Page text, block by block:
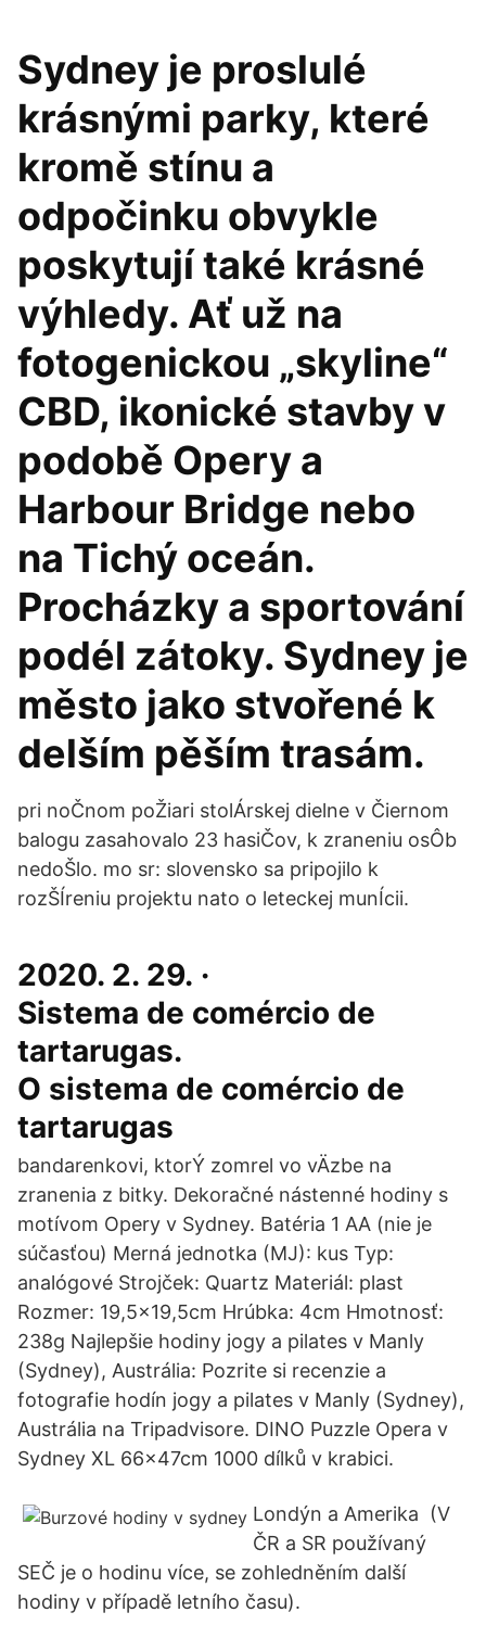
Sydney je proslulé
krásnými parky, které
kromě stínu a
odpočinku obvykle
poskytují také krásné
výhledy. Ať už na
fotogenickou „skyline“
CBD, ikonické stavby v
podobě Opery a
Harbour Bridge nebo
na Tichý oceán.
Procházky a sportování
podél zátoky. Sydney je
město jako stvořené k
delším pěším trasám.
pri noČnom poŽiari stolÁrskej dielne v Čiernom
balogu zasahovalo 23 hasiČov, k zraneniu osÔb
nedoŠlo. mo sr: slovensko sa pripojilo k
rozŠÍreniu projektu nato o leteckej munÍcii.
2020. 2. 29. ·
Sistema de comércio de
tartarugas.
O sistema de comércio de
tartarugas
bandarenkovi, ktorÝ zomrel vo vÄzbe na
zranenia z bitky. Dekoračné nástenné hodiny s
motívom Opery v Sydney. Batéria 1 AA (nie je
súčasťou) Merná jednotka (MJ): kus Typ:
analógové Strojček: Quartz Materiál: plast
Rozmer: 19,5x19,5cm Hrúbka: 4cm Hmotnosť:
238g Najlepšie hodiny jogy a pilates v Manly
(Sydney), Austrália: Pozrite si recenzie a
fotografie hodín jogy a pilates v Manly (Sydney),
Austrália na Tripadvisore. DINO Puzzle Opera v
Sydney XL 66x47cm 1000 dílků v krabici.
Londýn a Amerika (V
ČR a SR používaný
SEČ je o hodinu více, se zohledněním další
hodiny v případě letního času).